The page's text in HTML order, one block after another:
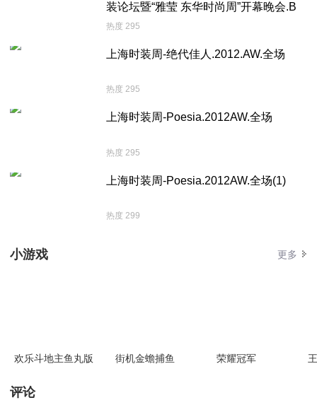
装论坛暨“雅莹 东华时尚周”开幕晚会.B
热度 295
上海时装周-绝代佳人.2012.AW.全场
热度 295
上海时装周-Poesia.2012AW.全场
热度 295
上海时装周-Poesia.2012AW.全场(1)
热度 299
小游戏 更多
欢乐斗地主鱼丸版 街机金蟾捕鱼 荣耀冠军
评论